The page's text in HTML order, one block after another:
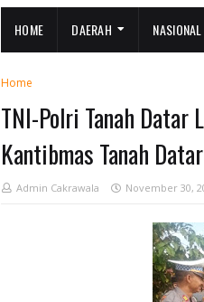
HOME DAERAH NASIONAL
Home
TNI-Polri Tanah Datar
Kantibmas Tanah Datar
Admin Cakrawala November 30,